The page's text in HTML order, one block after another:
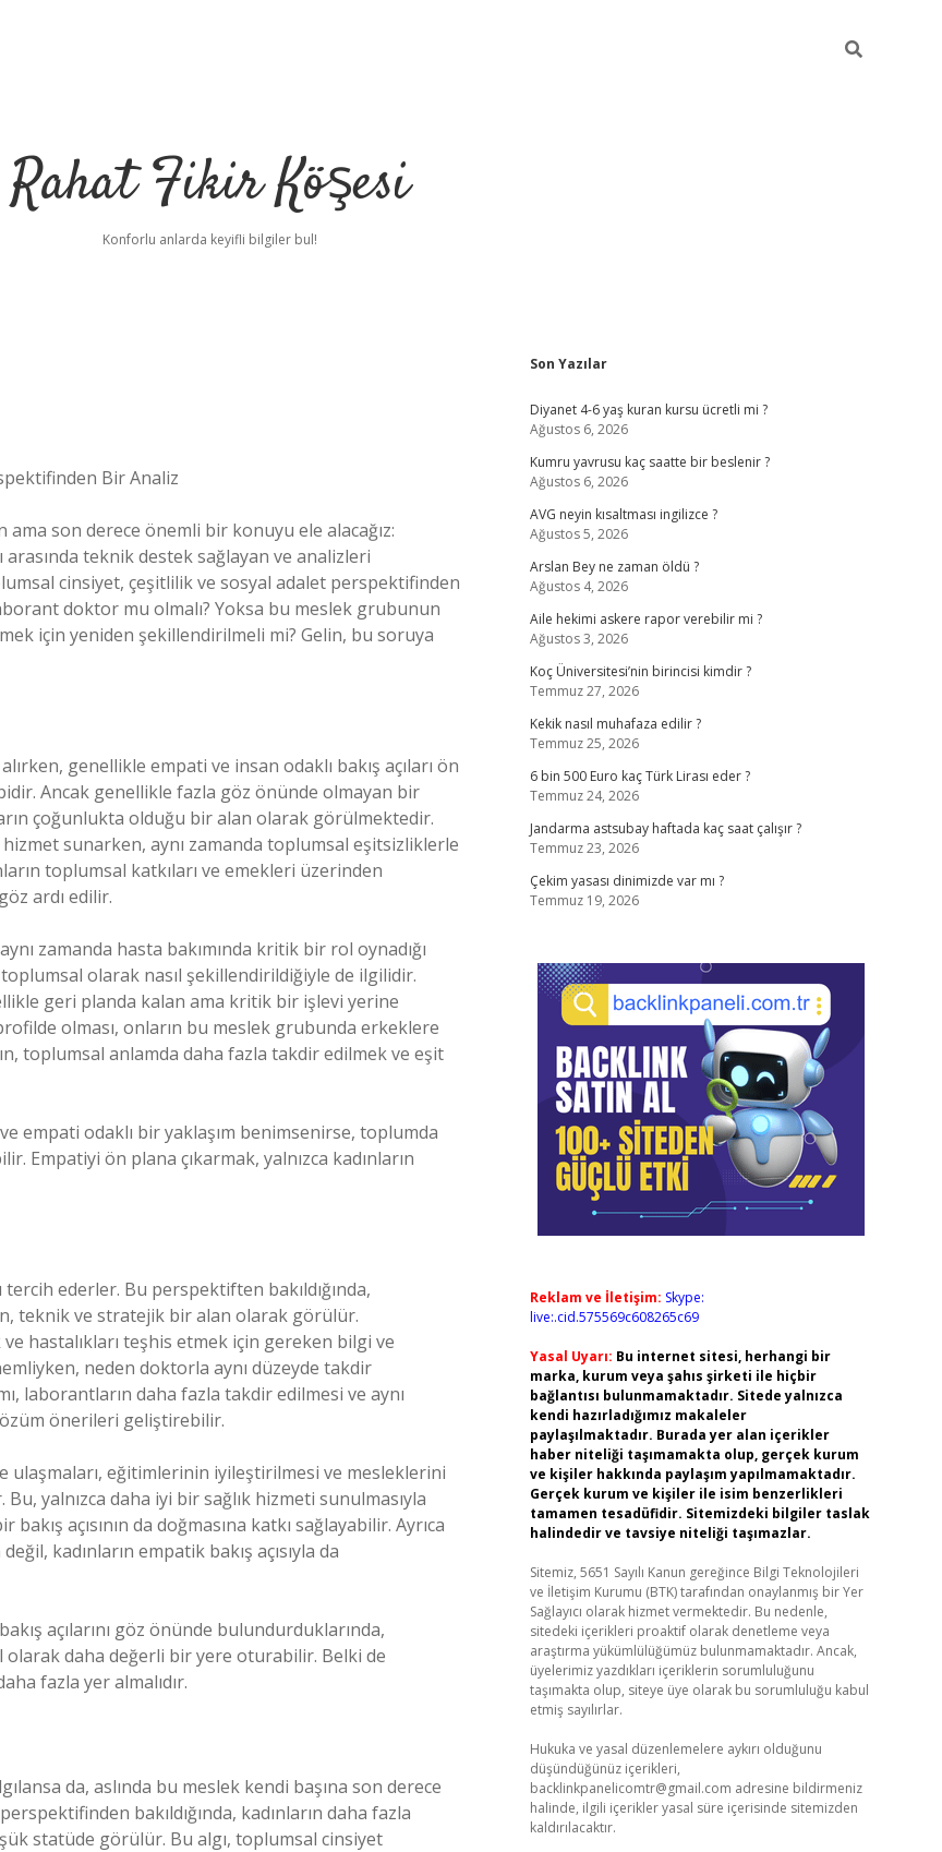
Rahat Fikir Köşesi
Konforlu anlarda keyifli bilgiler bul!
Bir Analiz
son derece önemli bir konuyu ele alacağız:
arasında teknik destek sağlayan ve analizleri
cinsiyet, çeşitlilik ve sosyal adalet perspektifinden
doktor mu olmalı? Yoksa bu meslek grubunun
için yeniden şekillendirilmeli mi? Gelin, bu soruya
genellikle empati ve insan odaklı bakış açıları ön
Ancak genellikle fazla göz önünde olmayan bir
çoğunlukta olduğu bir alan olarak görülmektedir.
sunarken, aynı zamanda toplumsal eşitsizliklerle
toplumsal katkıları ve emekleri üzerinden
ardı edilir.
zamanda hasta bakımında kritik bir rol oynadığı
olarak nasıl şekillendirildiğiyle de ilgilidir.
geri planda kalan ama kritik bir işlevi yerine
olması, onların bu meslek grubunda erkeklere
toplumsal anlamda daha fazla takdir edilmek ve eşit
empati odaklı bir yaklaşım benimsenirse, toplumda
Empatiyi ön plana çıkarmak, yalnızca kadınların
ederler. Bu perspektiften bakıldığında,
teknik ve stratejik bir alan olarak görülür.
hastalıkları teşhis etmek için gereken bilgi ve
neden doktorla aynı düzeyde takdir
laborantların daha fazla takdir edilmesi ve aynı
önerileri geliştirebilir.
ulaşmaları, eğitimlerinin iyileştirilmesi ve mesleklerini
yalnızca daha iyi bir sağlık hizmeti sunulmasıyla
açısının da doğmasına katkı sağlayabilir. Ayrıca
kadınların empatik bakış açısıyla da
açılarını göz önünde bulundurduklarında,
daha değerli bir yere oturabilir. Belki de
fazla yer almalıdır.
da, aslında bu meslek kendi başına son derece
bakıldığında, kadınların daha fazla
statüde görülür. Bu algı, toplumsal cinsiyet
Sidebar
Son Yazılar
Diyanet 4-6 yaş kuran kursu ücretli mi ?
Ağustos 6, 2026
Kumru yavrusu kaç saatte bir beslenir ?
Ağustos 6, 2026
AVG neyin kısaltması ingilizce ?
Ağustos 5, 2026
Arslan Bey ne zaman öldü ?
Ağustos 4, 2026
Aile hekimi askere rapor verebilir mi ?
Ağustos 3, 2026
Koç Üniversitesi’nin birincisi kimdir ?
Temmuz 27, 2026
Kekik nasıl muhafaza edilir ?
Temmuz 25, 2026
6 bin 500 Euro kaç Türk Lirası eder ?
Temmuz 24, 2026
Jandarma astsubay haftada kaç saat çalışır ?
Temmuz 23, 2026
Çekim yasası dinimizde var mı ?
Temmuz 19, 2026
Reklam ve İletişim: Skype:
live:.cid.575569c608265c69
Yasal Uyarı: Bu internet sitesi, herhangi bir
marka, kurum veya şahıs şirketi ile hiçbir
bağlantısı bulunmamaktadır. Sitede yalnızca
kendi hazırladığımız makaleler
paylaşılmaktadır. Burada yer alan içerikler
haber niteliği taşımamakta olup, gerçek kurum
ve kişiler hakkında paylaşım yapılmamaktadır.
Gerçek kurum ve kişiler ile isim benzerlikleri
tamamen tesadüfidir. Sitemizdeki bilgiler taslak
halindedir ve tavsiye niteliği taşımazlar.
Sitemiz, 5651 Sayılı Kanun gereğince Bilgi Teknolojileri
ve İletişim Kurumu (BTK) tarafından onaylanmış bir Yer
Sağlayıcı olarak hizmet vermektedir. Bu nedenle,
sitedeki içerikleri proaktif olarak denetleme veya
araştırma yükümlülüğümüz bulunmamaktadır. Ancak,
üyelerimiz yazdıkları içeriklerin sorumluluğunu
taşımakta olup, siteye üye olarak bu sorumluluğu kabul
etmiş sayılırlar.
Hukuka ve yasal düzenlemelere aykırı olduğunu
düşündüğünüz içerikleri,
backlinkpanelicomtr@gmail.com adresine bildirmeniz
halinde, ilgili içerikler yasal süre içerisinde sitemizden
kaldırılacaktır.
ilbet yeni giriş